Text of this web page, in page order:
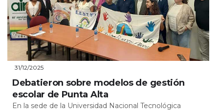
31/12/2025
Debatieron sobre modelos de gestión
escolar de Punta Alta
En la sede de la Universidad Nacional Tecnológica